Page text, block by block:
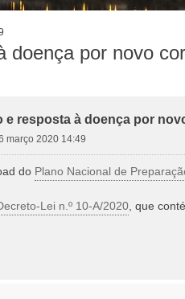
doença por novo
e resposta à doença por
março 2020 14:49
do Plano Nacional de
Lei n.º 10-A/2020, que